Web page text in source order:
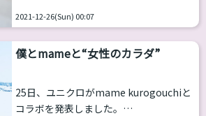
らか、今ってトランスをしても昔履いて
いた靴をそのまま使っている人多いんで
す。 そもそも、レディースの靴はそもそ
ばっているブランドでも25cmぐらいま
で。25.5cm以上の大きな靴を探すことが
2021-12-26(Sun) 00:07
僕とmameと“女性のカラダ”
25日、ユニクロがmame kurogouchiと
コラボを発表しました。